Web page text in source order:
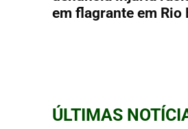
em flagrante em Rio
ÚLTIMAS